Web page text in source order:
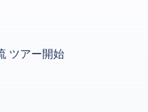
ツアー開始